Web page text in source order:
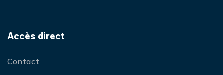
Accès direct
Contact